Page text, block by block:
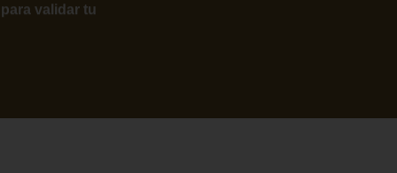
validar tu